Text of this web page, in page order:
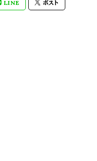
LINE ポスト